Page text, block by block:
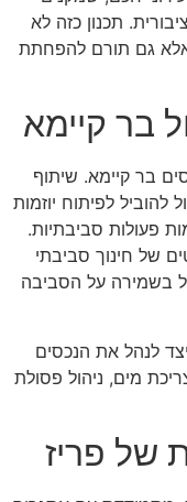
תכנון כזה לא
גם תורם להפחתת
בר קיימא
בר קיימא. שיתוף
להוביל לפיתוח יוזמות
פעולות סביבתיות.
של חינוך סביבתי
בשמירה על הסביבה
לנהל את הנכסים
מים, ניהול פסולת
של פריז